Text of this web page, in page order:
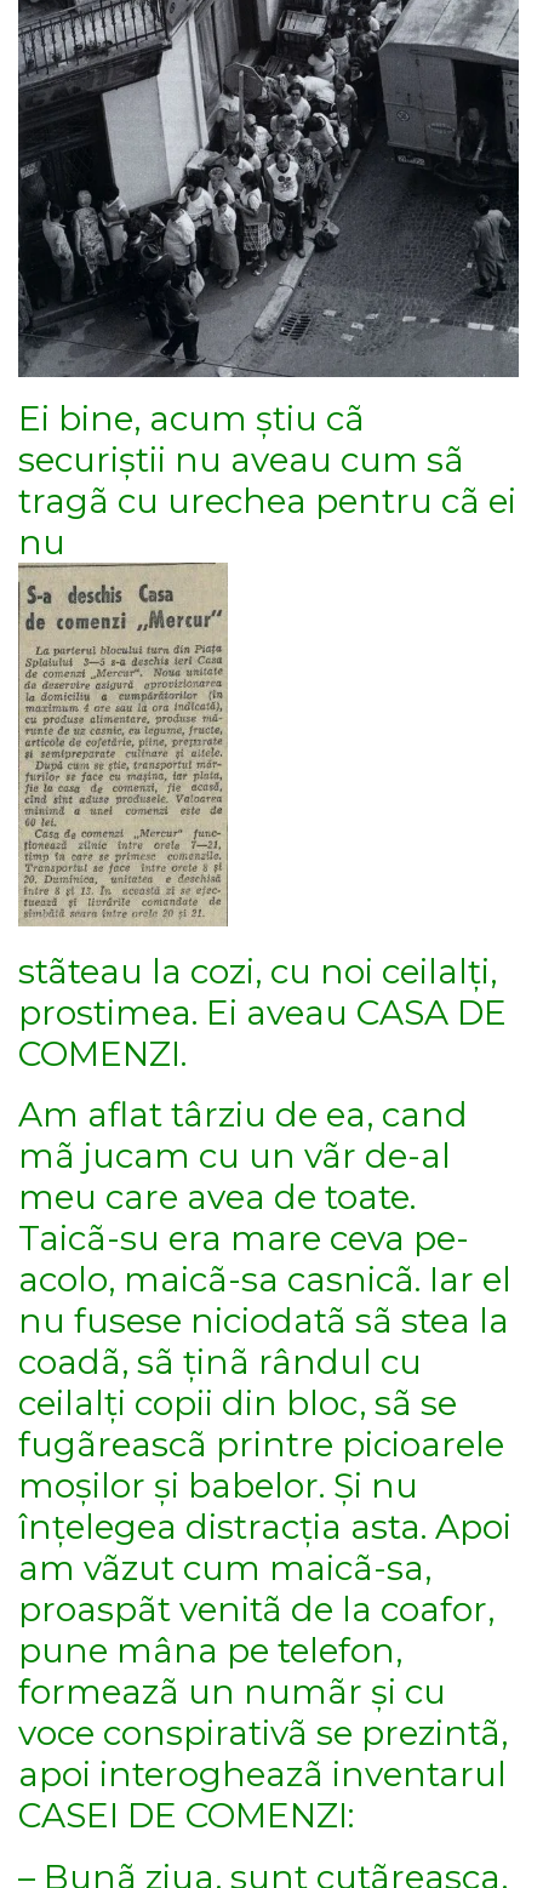
Ei bine, acum știu cã
securiștii nu aveau cum sã
tragã cu urechea pentru cã ei
nu
stãteau la cozi, cu noi ceilalți,
prostimea. Ei aveau CASA DE
COMENZI.
Am aflat târziu de ea, cand
mã jucam cu un vãr de-al
meu care avea de toate.
Taicã-su era mare ceva pe-
acolo, maicã-sa casnicã. Iar el
nu fusese niciodatã sã stea la
coadã, sã ținã rândul cu
ceilalți copii din bloc, sã se
fugãreascã printre picioarele
moșilor și babelor. Și nu
înțelegea distracția asta. Apoi
am vãzut cum maicã-sa,
proaspãt venitã de la coafor,
pune mâna pe telefon,
formeazã un numãr și cu
voce conspirativã se prezintã,
apoi interogheazã inventarul
CASEI DE COMENZI:
– Bunã ziua, sunt cutãreasca,